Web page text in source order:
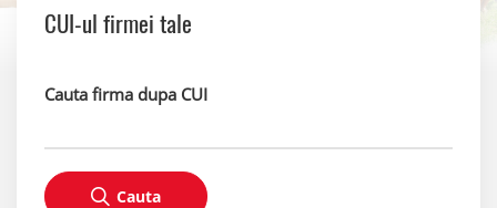
CUI-ul firmei tale
Cauta firma dupa CUI
Cauta